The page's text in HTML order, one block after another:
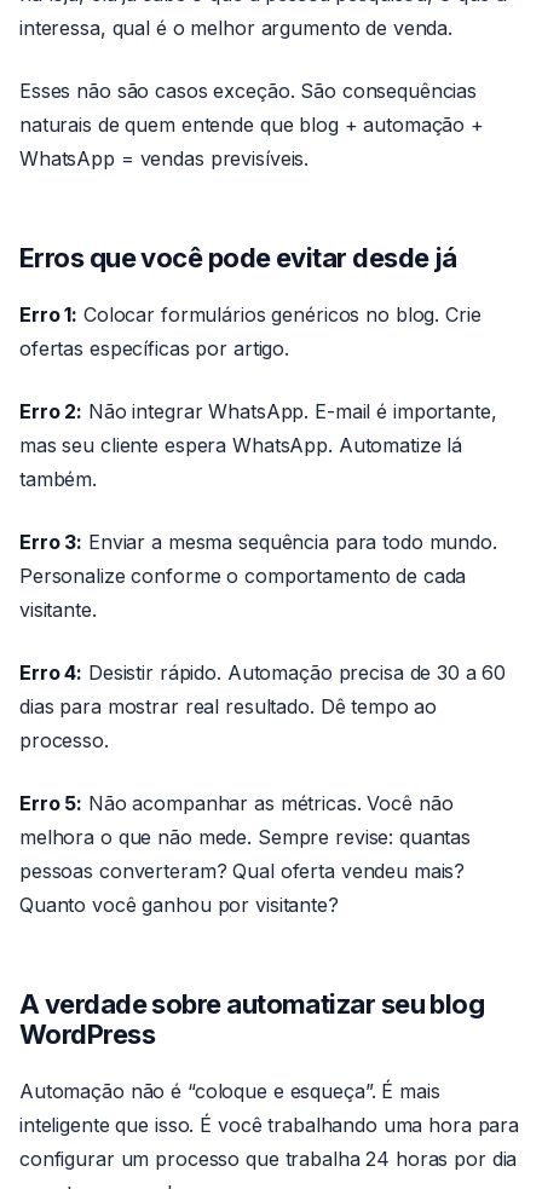
interessa, qual é o melhor argumento de venda.
Esses não são casos exceção. São consequências
naturais de quem entende que blog + automação +
WhatsApp = vendas previsíveis.
Erros que você pode evitar desde já
Erro 1: Colocar formulários genéricos no blog. Crie
ofertas específicas por artigo.
Erro 2: Não integrar WhatsApp. E-mail é importante,
mas seu cliente espera WhatsApp. Automatize lá
também.
Erro 3: Enviar a mesma sequência para todo mundo.
Personalize conforme o comportamento de cada
visitante.
Erro 4: Desistir rápido. Automação precisa de 30 a 60
dias para mostrar real resultado. Dê tempo ao
processo.
Erro 5: Não acompanhar as métricas. Você não
melhora o que não mede. Sempre revise: quantas
pessoas converteram? Qual oferta vendeu mais?
Quanto você ganhou por visitante?
A verdade sobre automatizar seu blog
WordPress
Automação não é “coloque e esqueça”. É mais
inteligente que isso. É você trabalhando uma hora para
configurar um processo que trabalha 24 horas por dia